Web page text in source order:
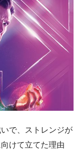
で、ストレンジが
けて立てた理由